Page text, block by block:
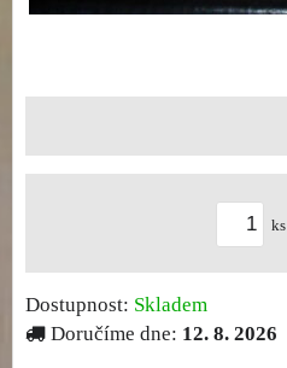
ks
Dostupnost: Skladem
Doručíme dne: 12. 8. 2026